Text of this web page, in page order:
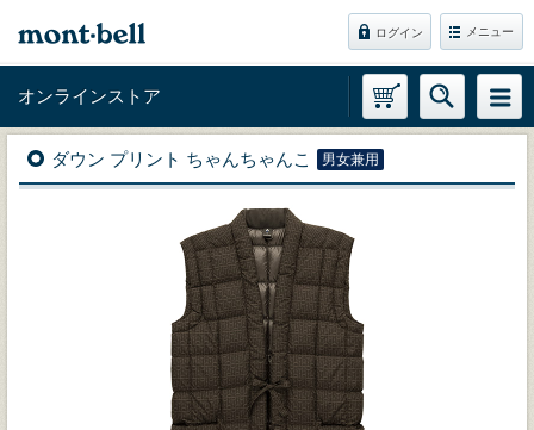
ログイン メニュー
オンラインストア
ダウン プリント ちゃんちゃんこ 男女兼用